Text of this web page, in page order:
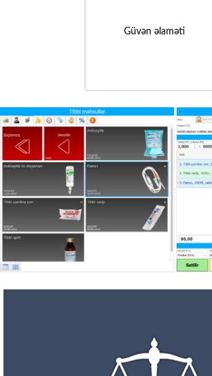
Güvən əlaməti